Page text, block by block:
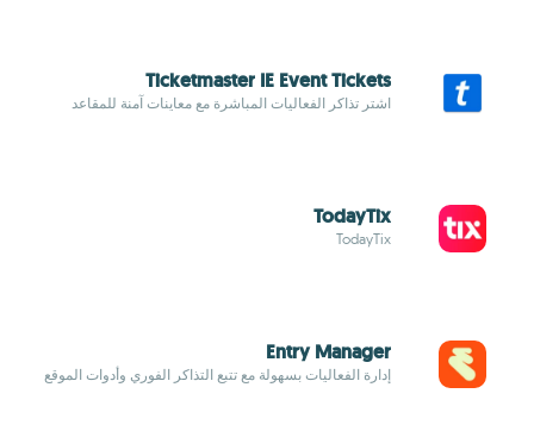
Ticketmaster IE Event Tickets
اشتر تذاكر الفعاليات المباشرة مع معاينات آمنة للمقاعد
TodayTix
TodayTix
Entry Manager
إدارة الفعاليات بسهولة مع تتبع التذاكر الفوري وأدوات الموقع